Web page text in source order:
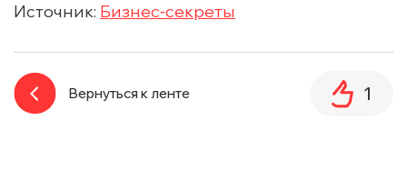
Источник: Бизнес‑секреты
Вернуться к ленте 1